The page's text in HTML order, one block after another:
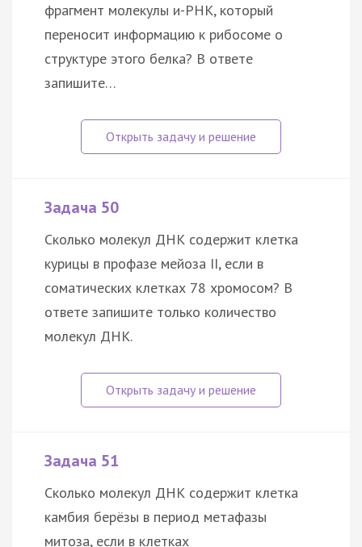
фрагмент молекулы и-РНК, который
переносит информацию к рибосоме о
структуре этого белка? В ответе
запишите…
Задача 50
Сколько молекул ДНК содержит клетка
курицы в профазе мейоза II, если в
соматических клетках 78 хромосом? В
ответе запишите только количество
молекул ДНК.
Задача 51
Сколько молекул ДНК содержит клетка
камбия берёзы в период метафазы
митоза, если в клетках